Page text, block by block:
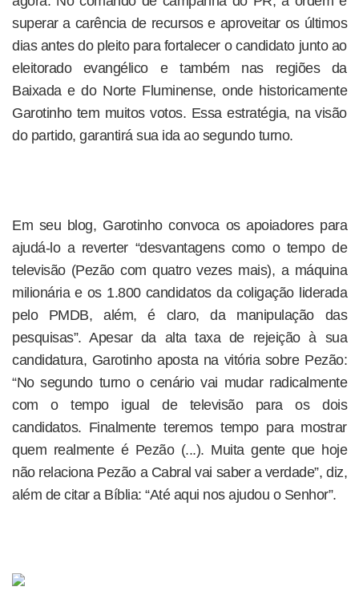
superar a carência de recursos e aproveitar os últimos
dias antes do pleito para fortalecer o candidato junto ao
eleitorado evangélico e também nas regiões da
Baixada e do Norte Fluminense, onde historicamente
Garotinho tem muitos votos. Essa estratégia, na visão
do partido, garantirá sua ida ao segundo turno.
Em seu blog, Garotinho convoca os apoiadores para
ajudá-lo a reverter “desvantagens como o tempo de
televisão (Pezão com quatro vezes mais), a máquina
milionária e os 1.800 candidatos da coligação liderada
pelo PMDB, além, é claro, da manipulação das
pesquisas”. Apesar da alta taxa de rejeição à sua
candidatura, Garotinho aposta na vitória sobre Pezão:
“No segundo turno o cenário vai mudar radicalmente
com o tempo igual de televisão para os dois
candidatos. Finalmente teremos tempo para mostrar
quem realmente é Pezão (...). Muita gente que hoje
não relaciona Pezão a Cabral vai saber a verdade”, diz,
além de citar a Bíblia: “Até aqui nos ajudou o Senhor”.